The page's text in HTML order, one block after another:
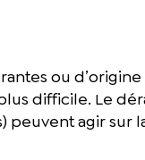
ou
difficile. Le
peuvent agir sur